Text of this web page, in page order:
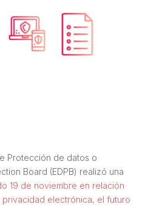
Protección de datos o
Board (EDPB) realizó una
19 de noviembre en relación
electrónica, el futuro